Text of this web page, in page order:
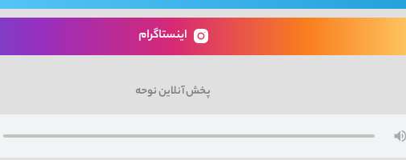
اینستاگرام
پخش آنلاین نوحه